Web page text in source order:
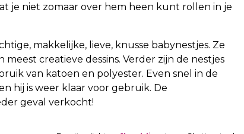
je niet zomaar over hem heen kunt rollen in je
makkelijke, lieve, knusse babynestjes. Ze
creatieve dessins. Verder zijn de nestjes
van katoen en polyester. Even snel in de
hij is weer klaar voor gebruik. De
geval verkocht!